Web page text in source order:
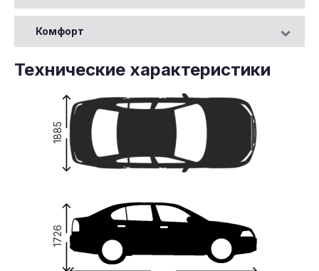
Комфорт
Технические характеристики
1726
1885